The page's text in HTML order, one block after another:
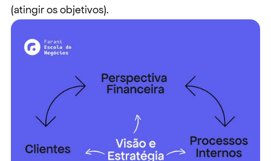
(atingir os objetivos).